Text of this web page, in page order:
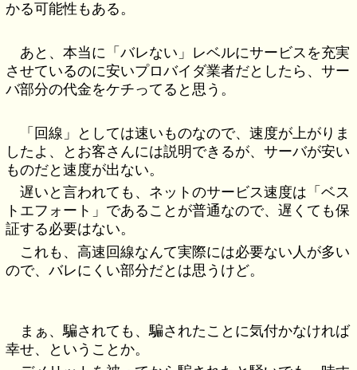
かる可能性もある。
あと、本当に「バレない」レベルにサービスを充実
させているのに安いプロバイダ業者だとしたら、サー
バ部分の代金をケチってると思う。
「回線」としては速いものなので、速度が上がりま
したよ、とお客さんには説明できるが、サーバが安い
ものだと速度が出ない。
遅いと言われても、ネットのサービス速度は「ベス
トエフォート」であることが普通なので、遅くても保
証する必要はない。
これも、高速回線なんて実際には必要ない人が多い
ので、バレにくい部分だとは思うけど。
まぁ、騙されても、騙されたことに気付かなければ
幸せ、ということか。